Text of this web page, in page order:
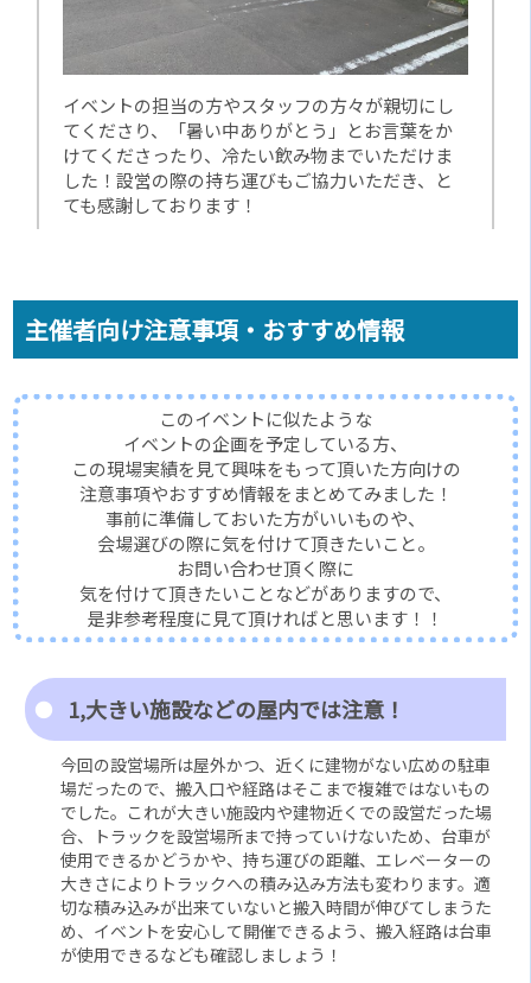
イベントの担当の方やスタッフの方々が親切にし
てくださり、「暑い中ありがとう」とお言葉をか
けてくださったり、冷たい飲み物までいただけま
した！設営の際の持ち運びもご協力いただき、と
ても感謝しております！
主催者向け注意事項・おすすめ情報
このイベントに似たような
イベントの企画を予定している方、
この現場実績を見て興味をもって頂いた方向けの
注意事項やおすすめ情報をまとめてみました！
事前に準備しておいた方がいいものや、
会場選びの際に気を付けて頂きたいこと。
お問い合わせ頂く際に
気を付けて頂きたいことなどがありますので、
是非参考程度に見て頂ければと思います！！
1,大きい施設などの屋内では注意！
今回の設営場所は屋外かつ、近くに建物がない広めの駐車
場だったので、搬入口や経路はそこまで複雑ではないもの
でした。これが大きい施設内や建物近くでの設営だった場
合、トラックを設営場所まで持っていけないため、台車が
使用できるかどうかや、持ち運びの距離、エレベーターの
大きさによりトラックへの積み込み方法も変わります。適
切な積み込みが出来ていないと搬入時間が伸びてしまうた
め、イベントを安心して開催できるよう、搬入経路は台車
が使用できるなども確認しましょう！